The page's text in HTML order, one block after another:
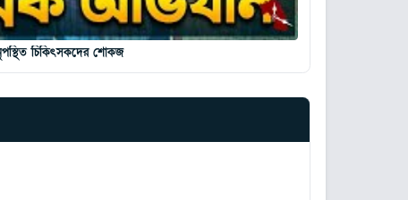
চিকিৎসকদের শোকজ